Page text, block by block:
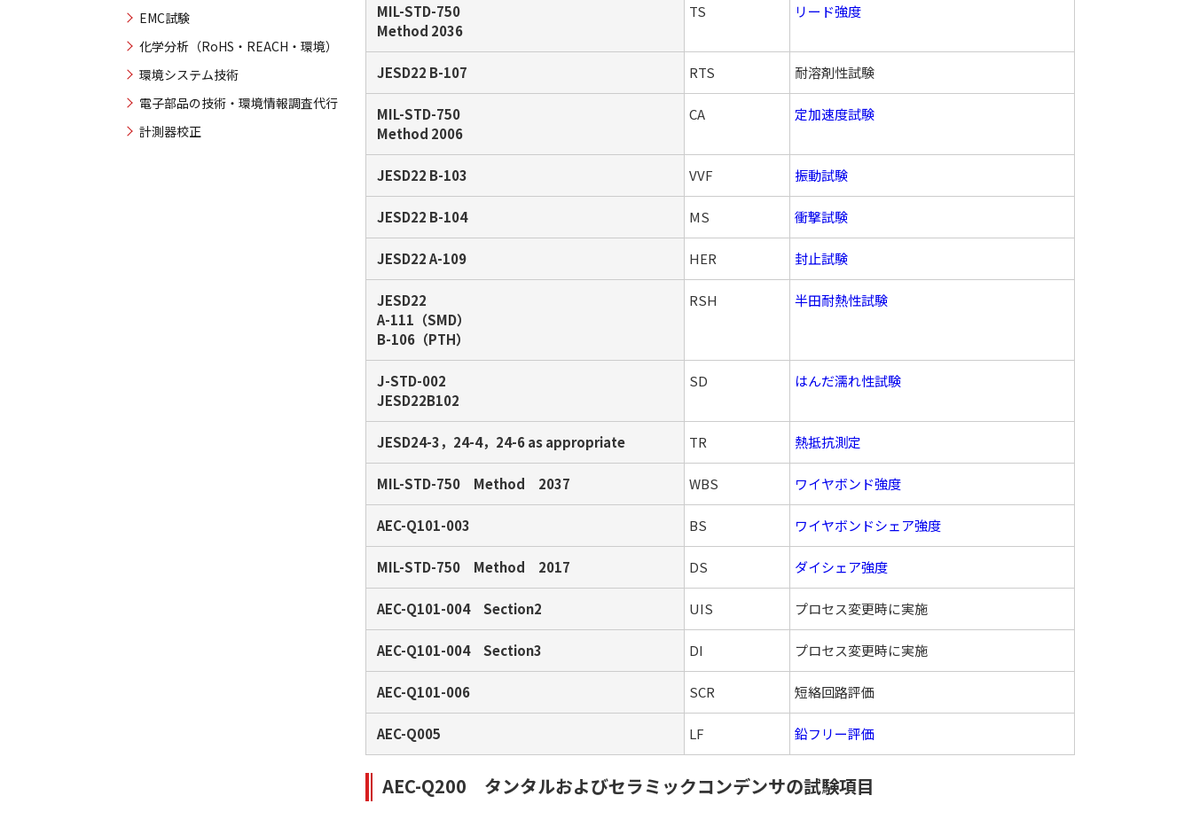
MIL-STD-750
Method 2036
TS リード強度
JESD22 B-107 RTS 耐溶剤性試験
MIL-STD-750
Method 2006
CA 定加速度試験
JESD22 B-103 VVF 振動試験
JESD22 B-104 MS 衝撃試験
JESD22 A-109 HER 封止試験
JESD22
A-111（SMD）
B-106（PTH）
RSH 半田耐熱性試験
J-STD-002
JESD22B102
SD はんだ濡れ性試験
JESD24-3，24-4，24-6 as appropriate TR 熱抵抗測定
MIL-STD-750 Method 2037 WBS ワイヤボンド強度
AEC-Q101-003 BS ワイヤボンドシェア強度
MIL-STD-750 Method 2017 DS ダイシェア強度
AEC-Q101-004 Section2 UIS プロセス変更時に実施
AEC-Q101-004 Section3 DI プロセス変更時に実施
AEC-Q101-006 SCR 短絡回路評価
AEC-Q005 LF 鉛フリー評価
AEC-Q200 タンタルおよびセラミックコンデンサの試験項目
EMC試験
化学分析（RoHS・REACH・環境）
環境システム技術
電子部品の技術・環境情報調査代行
計測器校正